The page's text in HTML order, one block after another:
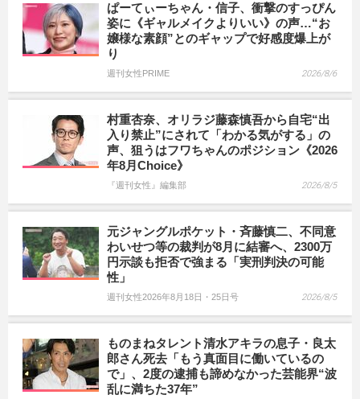
ぱーてぃーちゃん・信子、衝撃のすっぴん
姿に《ギャルメイクよりいい》の声…“お
嬢様な素顔”とのギャップで好感度爆上が
り
週刊女性PRIME 2026/8/6
村重杏奈、オリラジ藤森慎吾から自宅“出
入り禁止”にされて「わかる気がする」の
声、狙うはフワちゃんのポジション《2026
年8月Choice》
『週刊女性』編集部 2026/8/5
元ジャングルポケット・斉藤慎二、不同意
わいせつ等の裁判が8月に結審へ、2300万
円示談も拒否で強まる「実刑判決の可能
性」
週刊女性2026年8月18日・25日号 2026/8/5
ものまねタレント清水アキラの息子・良太
郎さん死去「もう真面目に働いているの
で」、2度の逮捕も諦めなかった芸能界“波
乱に満ちた37年”